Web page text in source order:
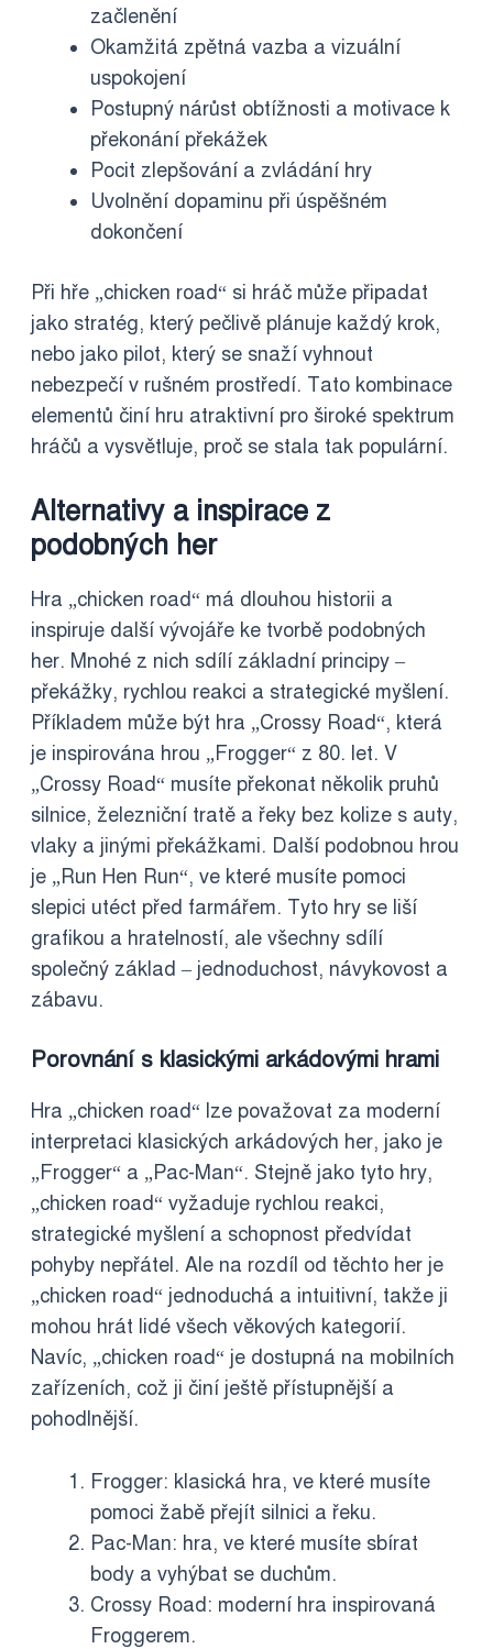
začlenění
Okamžitá zpětná vazba a vizuální
uspokojení
Postupný nárůst obtížnosti a motivace k
překonání překážek
Pocit zlepšování a zvládání hry
Uvolnění dopaminu při úspěšném
dokončení
Při hře „chicken road“ si hráč může připadat
jako stratég, který pečlivě plánuje každý krok,
nebo jako pilot, který se snaží vyhnout
nebezpečí v rušném prostředí. Tato kombinace
elementů činí hru atraktivní pro široké spektrum
hráčů a vysvětluje, proč se stala tak populární.
Alternativy a inspirace z
podobných her
Hra „chicken road“ má dlouhou historii a
inspiruje další vývojáře ke tvorbě podobných
her. Mnohé z nich sdílí základní principy –
překážky, rychlou reakci a strategické myšlení.
Příkladem může být hra „Crossy Road“, která
je inspirována hrou „Frogger“ z 80. let. V
„Crossy Road“ musíte překonat několik pruhů
silnice, železniční tratě a řeky bez kolize s auty,
vlaky a jinými překážkami. Další podobnou hrou
je „Run Hen Run“, ve které musíte pomoci
slepici utéct před farmářem. Tyto hry se liší
grafikou a hratelností, ale všechny sdílí
společný základ – jednoduchost, návykovost a
zábavu.
Porovnání s klasickými arkádovými hrami
Hra „chicken road“ lze považovat za moderní
interpretaci klasických arkádových her, jako je
„Frogger“ a „Pac-Man“. Stejně jako tyto hry,
„chicken road“ vyžaduje rychlou reakci,
strategické myšlení a schopnost předvídat
pohyby nepřátel. Ale na rozdíl od těchto her je
„chicken road“ jednoduchá a intuitivní, takže ji
mohou hrát lidé všech věkových kategorií.
Navíc, „chicken road“ je dostupná na mobilních
zařízeních, což ji činí ještě přístupnější a
pohodlnější.
Frogger: klasická hra, ve které musíte
pomoci žabě přejít silnici a řeku.
Pac-Man: hra, ve které musíte sbírat
body a vyhýbat se duchům.
Crossy Road: moderní hra inspirovaná
Froggerem.